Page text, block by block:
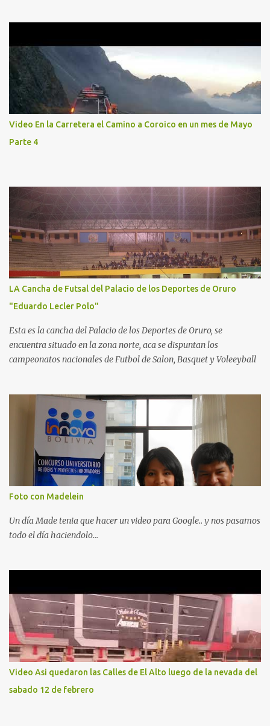
Video En la Carretera el Camino a Coroico en un mes de Mayo
Parte 4
LA Cancha de Futsal del Palacio de los Deportes de Oruro
"Eduardo Lecler Polo"
Esta es la cancha del Palacio de los Deportes de Oruro, se
encuentra situado en la zona norte, aca se dispuntan los
campeonatos nacionales de Futbol de Salon, Basquet y Voleeyball
Foto con Madelein
Un día Made tenia que hacer un video para Google.. y nos pasamos
todo el día haciendolo...
Video Asi quedaron las Calles de El Alto luego de la nevada del
sabado 12 de febrero